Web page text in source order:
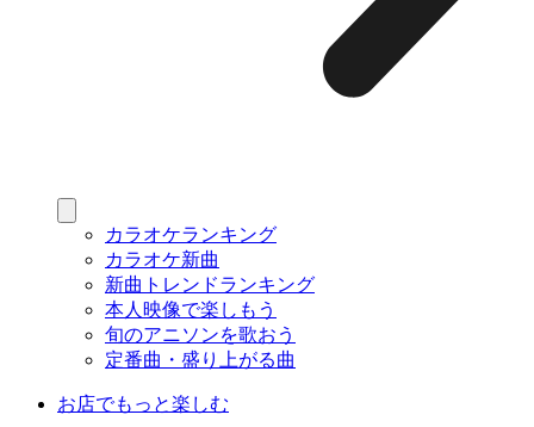
カラオケランキング
カラオケ新曲
新曲トレンドランキング
本人映像で楽しもう
旬のアニソンを歌おう
定番曲・盛り上がる曲
お店でもっと楽しむ